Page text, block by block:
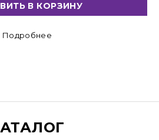
В КОРЗИНУ
Подробнее